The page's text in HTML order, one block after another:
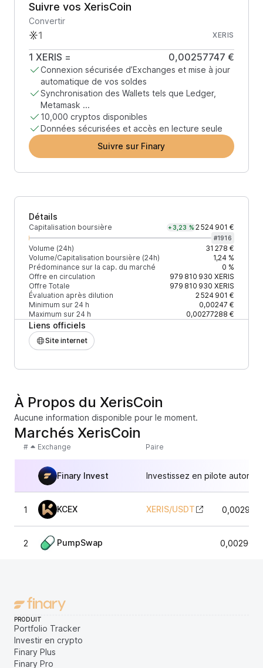
Suivre vos XerisCoin
Convertir
XERIS
1 XERIS = 0,00257747 €
Connexion sécurisée d’Exchanges et mise à jour
automatique de vos soldes
Synchronisation des Wallets tels que Ledger,
Metamask ...
10,000 cryptos disponibles
Données sécurisées et accès en lecture seule
Suivre sur Finary
Détails
Capitalisation boursière +3,23 % 2 524 901 €
#1916
Volume (24h)
31 278 €
Volume/Capitalisation boursière (24h)
1,24 %
Prédominance sur la cap. du marché
0 %
Offre en circulation
979 810 930 XERIS
Offre Totale
979 810 930 XERIS
Évaluation après dilution
2 524 901 €
Minimum sur 24 h
0,00247 €
Maximum sur 24 h
0,00277288 €
Liens officiels
Site internet
À Propos du XerisCoin
Aucune information disponible pour le moment.
Marchés XerisCoin
# Exchange Paire
Finary Invest Investissez en pilote
1 KCEX XERIS/USDT
2 PumpSwap
PRODUIT
Portfolio Tracker
Investir en crypto
Finary Plus
Finary Pro